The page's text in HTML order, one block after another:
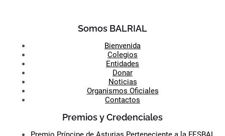
Somos BALRIAL
Bienvenida
Colegios
Entidades
Donar
Noticias
Organismos Oficiales
Contactos
Premios y Credenciales